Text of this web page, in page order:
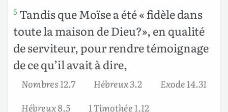
5 Tandis que Moïse a été « fidèle dans
toute la maison de Dieu?», en qualité
de serviteur, pour rendre témoignage
de ce qu’il avait à dire,
Nombres 12.7 Hébreux 3.2
Exode 14.31
Hébreux 8.5
1 Timothée 1.12